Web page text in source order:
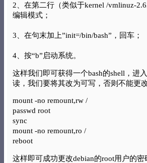
2、在第二行（类似于kernel /vmlinuz-
编辑模式；
3、在句末加上”init=/bin/bash”，回车；
4、按“b”启动系统。
这样我们即可获得一个bash的shell，进
读，我们要将其改为可写，否则不能更
mount -no remount,rw /
passwd root
sync
mount -no remount,ro /
reboot
这样即可成功更改debian的root用户的密